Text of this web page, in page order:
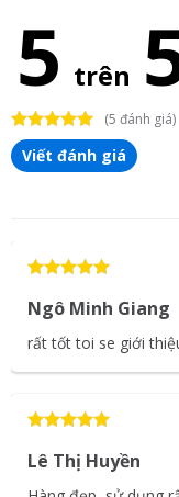
5 trên
(5 đánh giá)
Viết đánh giá
Ngô Minh Giang
rất tốt toi se giới
Lê Thị Huyền